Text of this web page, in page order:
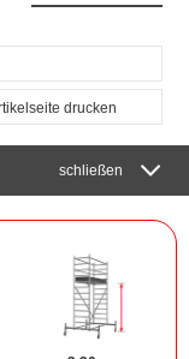
drucken
schließen